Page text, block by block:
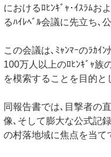
におけるﾛﾋﾝｷﾞｬ･ｲｽﾗﾑお
るﾊｲﾚﾍﾞﾙ会議に先立ち､
この会議は､ﾐｬﾝﾏｰのﾗｶｲ
100万人以上のﾛﾋﾝｷﾞｬ族
を模索することを目的と
同報告書では､目撃者の
像､そして膨大な公式記
の村落地域に焦点を当て